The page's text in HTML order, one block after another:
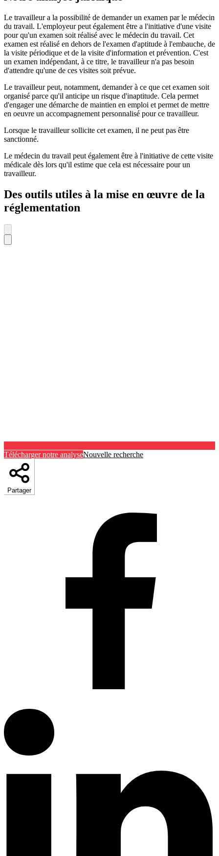
Le travailleur a la possibilité de demander un examen par le médecin
du travail. L'employeur peut également être a l'initiative d'une visite
pour qu'un examen soit réalisé avec le médecin du travail. Cet
examen est réalisé en dehors de l'examen d'aptitude à l'embauche, de
la visite périodique et de la visite d'information et prévention. C'est
un examen indépendant, à ce titre, le travailleur n'a pas besoin
d'attendre qu'une de ces visites soit prévue.
Le travailleur peut, notamment, demander à ce que cet examen soit
organisé parce qu'il anticipe un risque d'inaptitude. Cela permet
d'engager une démarche de maintien en emploi et permet de mettre
en oeuvre un accompagnement personnalisé pour ce travailleur.
Lorsque le travailleur sollicite cet examen, il ne peut pas être
sanctionné.
Le médecin du travail peut également être à l'initiative de cette visite
médicale dès lors qu'il estime que cela est nécessaire pour un
travailleur.
Des outils utiles à la mise en œuvre de la
réglementation
Télécharger notre analyseNouvelle recherche
Partager